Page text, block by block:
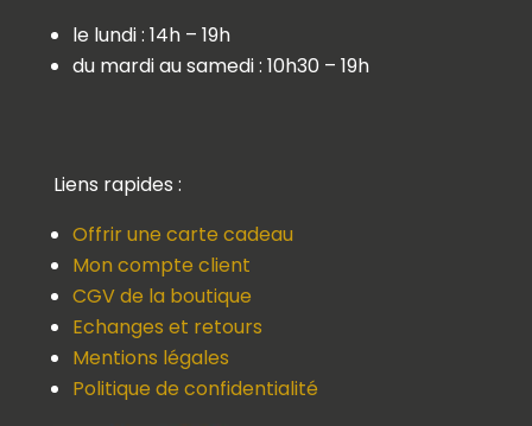
le lundi : 14h – 19h
du mardi au samedi : 10h30 – 19h
Liens rapides :
Offrir une carte cadeau
Mon compte client
CGV de la boutique
Echanges et retours
Mentions légales
Politique de confidentialité